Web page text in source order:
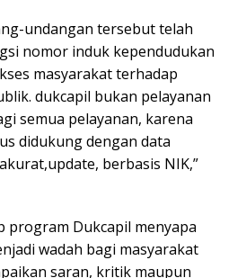
undangan tersebut telah
nomor induk kependudukan
masyarakat terhadap
dukcapil bukan pelayanan
semua pelayanan, karena
didukung dengan data
berbasis NIK,”
program Dukcapil menyapa
wadah bagi masyarakat
saran, kritik maupun